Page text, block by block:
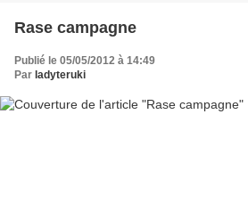
Rase campagne
Publié le 05/05/2012 à 14:49
Par ladyteruki